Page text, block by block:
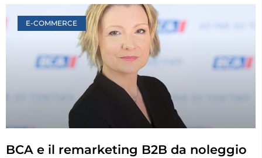
E-COMMERCE
BCA e il remarketing B2B da noleggio